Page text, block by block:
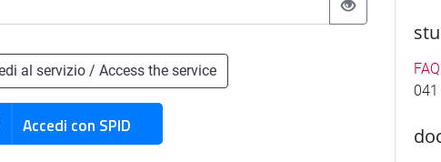
al servizio / Access the service
Accedi con SPID